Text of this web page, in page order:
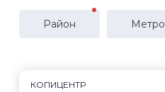
Район Метро
КОПИЦЕНТР